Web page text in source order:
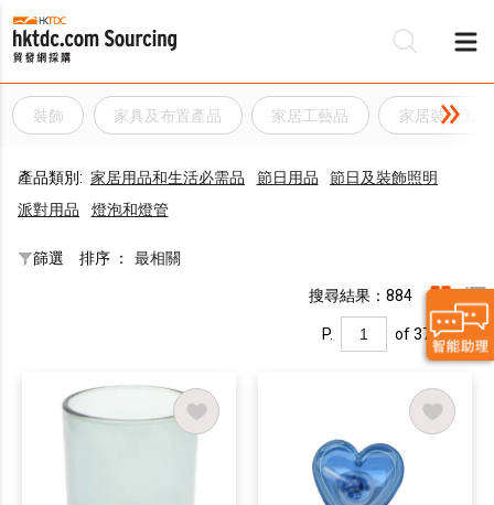
裝飾 家具及布置產品 家居工藝品 家居裝飾工藝
產品類別: 家居用品和生活必需品 節日用品
節日及裝飾照明
派對用品
燈泡和燈管
篩選 排序 ： 最相關
搜尋結果：884
P. of 37